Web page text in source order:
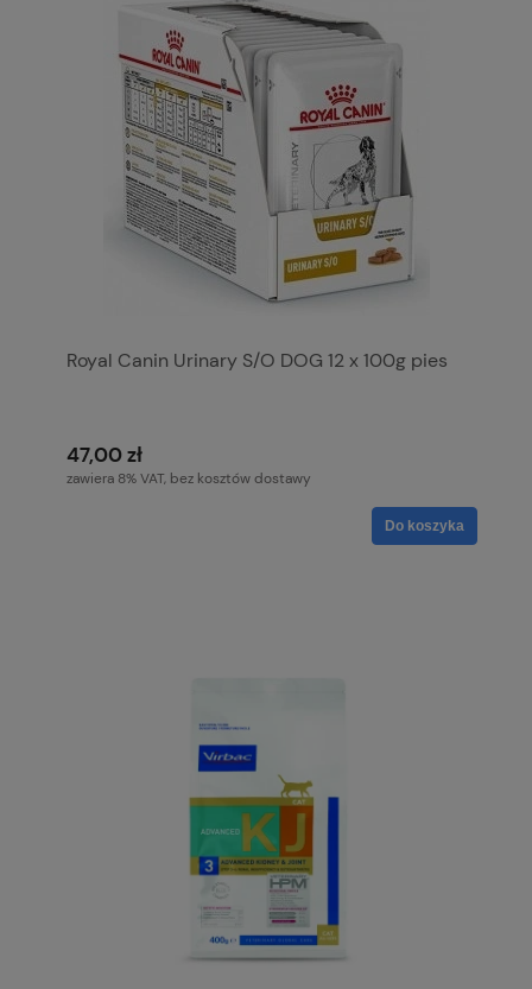
Royal Canin Urinary S/O DOG 12 x 100g pies
47,00 zł
zawiera 8% VAT, bez kosztów dostawy
Do koszyka